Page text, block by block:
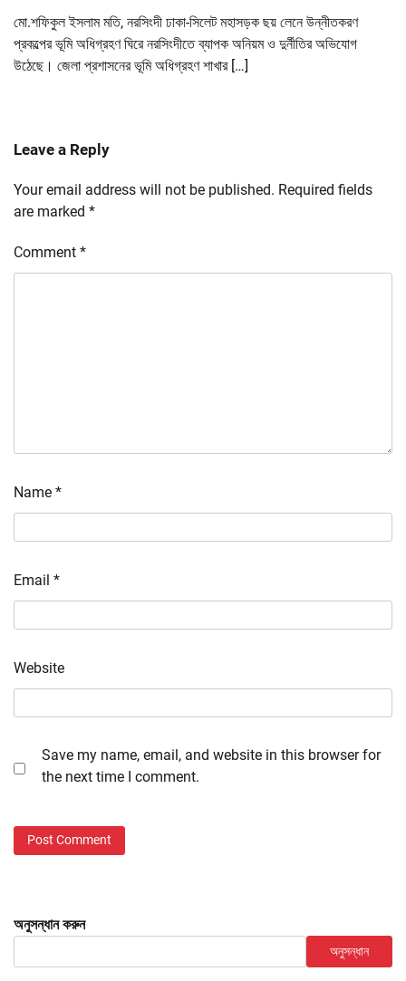
মো.শফিকুল ইসলাম মতি, নরসিংদী ঢাকা-সিলেট মহাসড়ক ছয় লেনে উন্নীতকরণ
প্রকল্পের ভূমি অধিগ্রহণ ঘিরে নরসিংদীতে ব্যাপক অনিয়ম ও দুর্নীতির অভিযোগ
উঠেছে। জেলা প্রশাসনের ভূমি অধিগ্রহণ শাখার […]
Leave a Reply
Your email address will not be published. Required fields
are marked *
Comment *
Name *
Email *
Website
Save my name, email, and website in this browser for
the next time I comment.
অনুসন্ধান করুন
অনুসন্ধান